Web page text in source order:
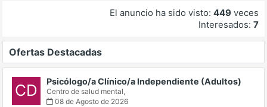
El anuncio ha sido visto: 449 veces
Interesados: 7
Ofertas Destacadas
CD Psicólogo/a Clínico/a Independiente (Adultos)
Centro de salud mental,
08 de Agosto de 2026